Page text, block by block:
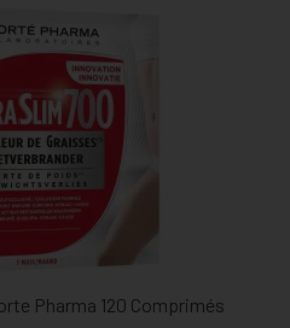
Pharma 120 Comprimés